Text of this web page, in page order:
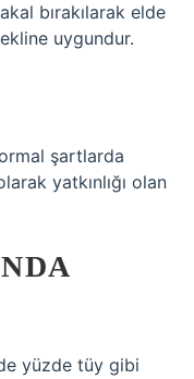
bırakılarak elde
uygundur.
şartlarda
yatkınlığı olan
yüzde tüy gibi